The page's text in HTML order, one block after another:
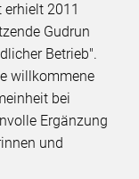
2011
Gudrun
Betrieb".
willkommene
bei
Ergänzung
und